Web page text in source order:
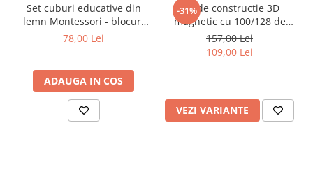
🎯Ideal pentru:
Copii 3 ani+
grupuri
Cadou educativ pentru dezvoltare logistică și
creativitate
Set cuburi educative din
lemn Montessori - blocuri
colorate pentru construit,
78,00 Lei
ADAUGA IN COS
-31%
Set de constructie 3D
magnetic cu 100/128 de
piese - pentru copii de la 3
ani
157,00 Lei
109,00 Lei
VEZI VARIANTE